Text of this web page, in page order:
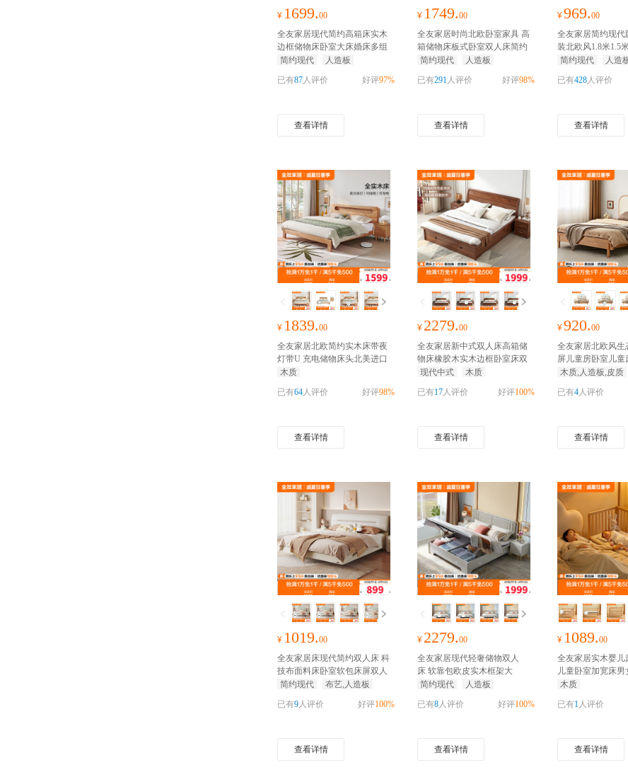
¥ 1699.00
全友家居现代简约高箱床实木
边框储物床卧室大床婚床多组
合可选卧室家具抢千元家装红
简约现代
人造板
已有87人评价 好评97%
查看详情
¥ 1749.00
全友家居时尚北欧卧室家具 高
箱储物床板式卧室双人床简约
现代板式床人造板 床头柜高箱
简约现代
人造板
已有291人评价 好评98%
查看详情
¥969.00
全友家居简约现代
装北欧风1.8米1.5
造板板式床
抢千元
简约现代
人造
已有428人评价
查看详情
¥ 1839.00
全友家居北欧简约实木床带夜
灯带U 充电储物床头北美进口
橡木 实木双人床卧室家具
木质
已有64人评价 好评98%
查看详情
¥ 2279.00
全友家居新中式双人床高箱储
物床橡胶木实木边框卧室床双
人大床1.5米/1.8米可选
现代中式
木质
已有17人评价 好评100%
查看详情
¥920.00
全友家居北欧风生
屏儿童房卧室儿童
床家具抢千元家装
木质,人造板,皮质
已有4人评价
查看详情
¥ 1019.00
全友家居床现代简约双人床 科
技布面料床卧室软包床屏双人
床抢千元家装红包
简约现代
布艺,人造板
已有9人评价 好评100%
查看详情
¥ 2279.00
全友家居现代轻奢储物双人
床 软靠包欧皮实木框架大
床 置物收纳卧室家具高箱床
简约现代
人造板
已有8人评价 好评100%
查看详情
¥ 1089.00
全友家居实木婴儿
儿童卧室加宽床
床抢千元家装红包
木质
已有1人评价
查看详情